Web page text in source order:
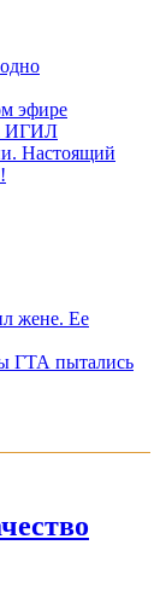
эфире
ИГИЛ
Настоящий
жене. Ее
ГТА пытались